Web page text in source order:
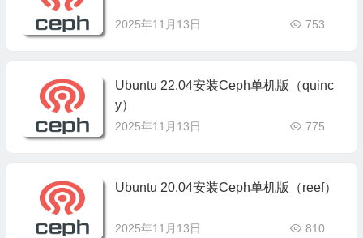
2025年11月13日 753
Ubuntu 22.04安装Ceph单机版（quinc
y）
2025年11月13日 775
Ubuntu 20.04安装Ceph单机版（reef）
2025年11月13日 810